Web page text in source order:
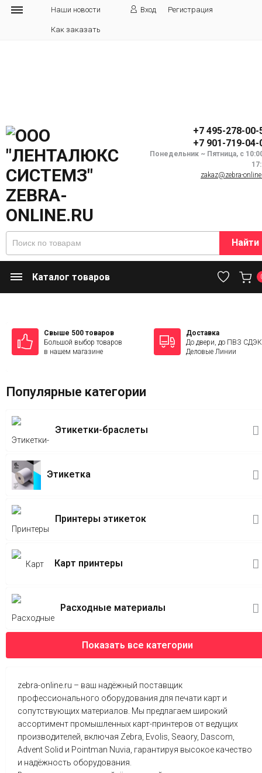
Наши новости Вход Регистрация
Как заказать
+7 495-278-00-
+7 901-719-04-
Понедельник ~ Пятница, с
zakaz@zebra-
Найти
Каталог товаров
Свыше 500 товаров
Большой выбор товаров
в нашем магазине
Доставка
До двери, до ПВЗ
Деловые Линии
Популярные категории
Этикетки-браслеты
Этикетка
Принтеры этикеток
Карт принтеры
Расходные материалы
Показать все категории
zebra-online.ru – ваш надёжный поставщик
профессионального оборудования для печати карт и
сопутствующих материалов. Мы предлагаем широкий
ассортимент промышленных карт-принтеров от ведущих
производителей, включая Zebra, Evolis, Seaory, Dascom,
Advent Solid и Pointman Nuvia, гарантируя высокое качество
и надёжность оборудования.